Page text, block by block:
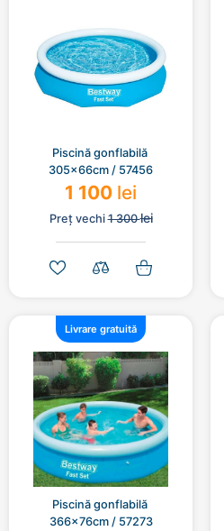
Piscină gonflabilă
305x66cm / 57456
1 100 lei
Preț vechi1 300lei
Livrare gratuită
Piscină gonflabilă
366x76cm / 57273